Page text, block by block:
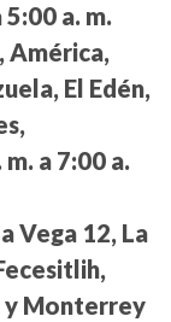
5:00 a. m.
América,
El Edén,
m. a 7:00 a.
Vega 12, La
y Monterrey